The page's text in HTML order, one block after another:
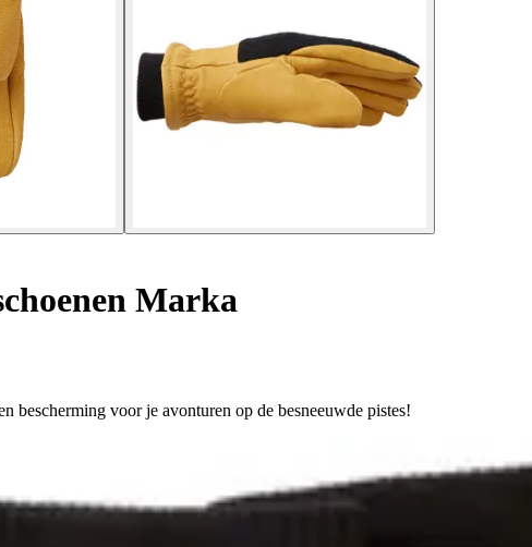
Marka
bescherming voor je avonturen op de besneeuwde pistes!